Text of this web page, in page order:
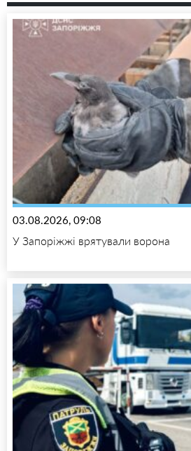
03.08.2026, 09:08
У Запоріжжі врятували ворона